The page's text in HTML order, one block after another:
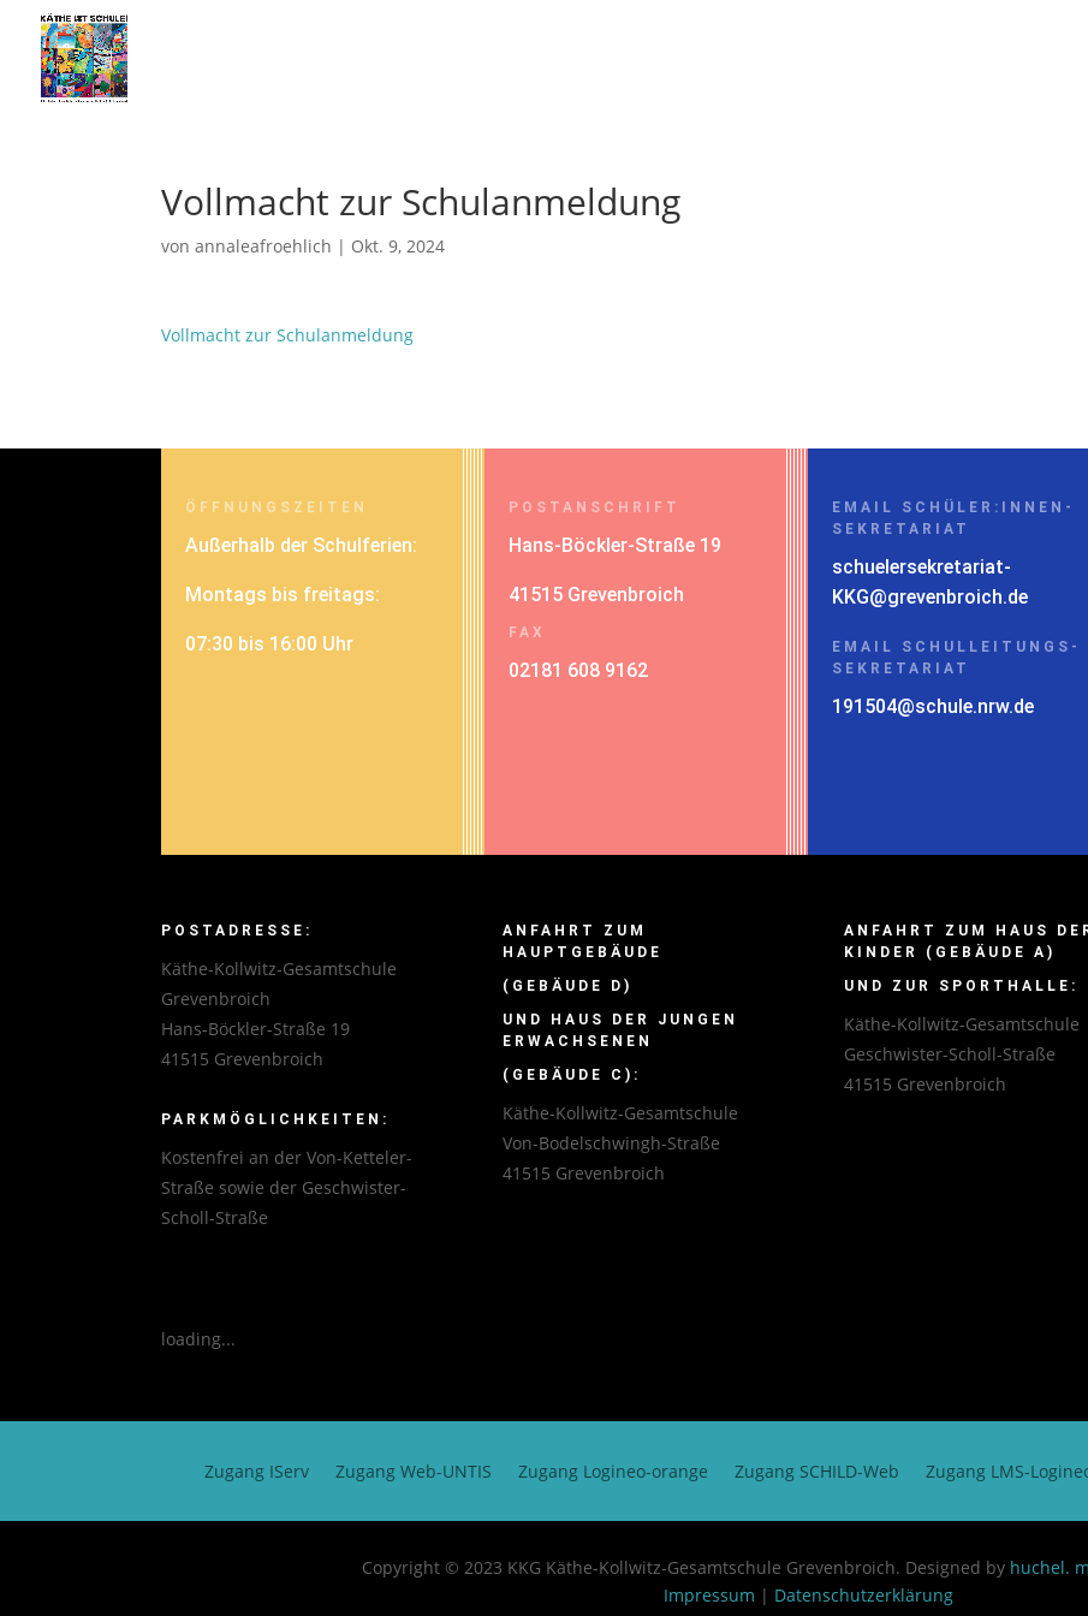
Vollmacht zur Schulanmeldung
vonannaleafroehlich | Okt. 9, 2024
Vollmacht zur Schulanmeldung
ÖFFNUNGSZEITEN
Außerhalb der Schulferien:
Montags bis freitags:
07:30 bis 16:00 Uhr
POSTANSCHRIFT
Hans-Böckler-Straße 19
41515 Grevenbroich
FAX
02181 608 9162
EMAIL SCHÜLER:INNEN-
SEKRETARIAT
schuelersekretariat-
KKG@grevenbroich.de
EMAIL SCHULLEITUNGS-
SEKRETARIAT
191504@schule.nrw.de
POSTADRESSE:
Käthe-Kollwitz-Gesamtschule
Grevenbroich
Hans-Böckler-Straße 19
41515 Grevenbroich
PARKMÖGLICHKEITEN:
Kostenfrei an der Von-Ketteler-
Straße sowie der Geschwister-
Scholl-Straße
ANFAHRT ZUM
HAUPTGEBÄUDE
(GEBÄUDE D)
UND HAUS DER JUNGEN
ERWACHSENEN
(GEBÄUDE C):
Käthe-Kollwitz-Gesamtschule
Von-Bodelschwingh-Straße
41515 Grevenbroich
ANFAHRT ZUM HAUS
KINDER (GEBÄUDE A)
UND ZUR SPORTHALLE:
Käthe-Kollwitz-Gesamtschule
Geschwister-Scholl-Straße
41515 Grevenbroich
loading...
Zugang IServ Zugang Web-UNTIS Zugang Logineo-orange Zugang SCHILD-Web Zugang LMS-
Copyright © 2023 KKG Käthe-Kollwitz-Gesamtschule Grevenbroich. Designed by huchel.
Impressum | Datenschutzerklärung